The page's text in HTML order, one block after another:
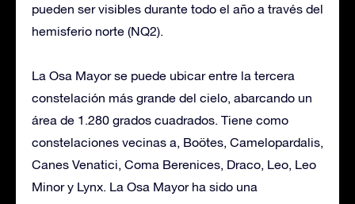
pueden ser visibles durante todo el año a través del
hemisferio norte (NQ2).
La Osa Mayor se puede ubicar entre la tercera
constelación más grande del cielo, abarcando un
área de 1.280 grados cuadrados. Tiene como
constelaciones vecinas a, Boötes, Camelopardalis,
Canes Venatici, Coma Berenices, Draco, Leo, Leo
Minor y Lynx. La Osa Mayor ha sido una